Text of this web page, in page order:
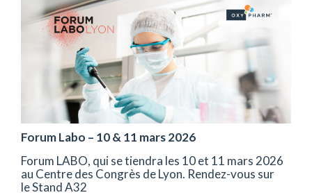
Forum Labo – 10 & 11 mars 2026
Forum LABO, qui se tiendra les 10 et 11 mars 2026
au Centre des Congrès de Lyon. Rendez-vous sur
le Stand A32